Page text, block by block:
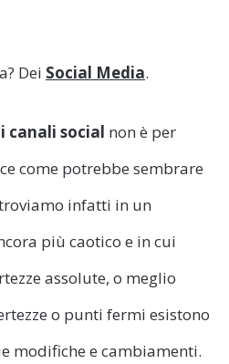
Dei Social Media.
canali social non è per
come potrebbe sembrare
infatti in un
più caotico e in cui
assolute, o meglio
o punti fermi esistono
modifiche e cambiamenti.